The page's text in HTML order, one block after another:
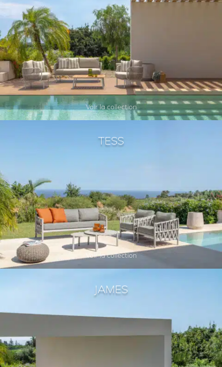
Voir la collection
TESS
Voir la collection
JAMES